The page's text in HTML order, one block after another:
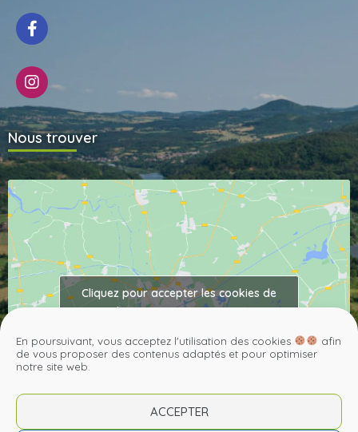
En poursuivant, vous acceptez l'utilisation des cookies
afin
de vous proposer des contenus adaptés et pour optimiser
notre site web.
ACCEPTER
Nous trouver
Cliquez pour accepter les cookies de
marketing et activer ce contenu